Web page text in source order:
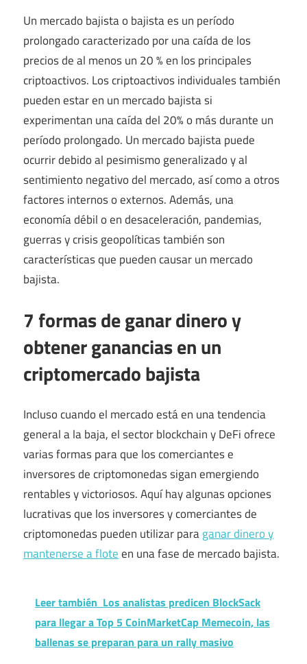
Un mercado bajista o bajista es un período
prolongado caracterizado por una caída de los
precios de al menos un 20 % en los principales
criptoactivos. Los criptoactivos individuales también
pueden estar en un mercado bajista si
experimentan una caída del 20% o más durante un
período prolongado. Un mercado bajista puede
ocurrir debido al pesimismo generalizado y al
sentimiento negativo del mercado, así como a otros
factores internos o externos. Además, una
economía débil o en desaceleración, pandemias,
guerras y crisis geopolíticas también son
características que pueden causar un mercado
bajista.
7 formas de ganar dinero y
obtener ganancias en un
criptomercado bajista
Incluso cuando el mercado está en una tendencia
general a la baja, el sector blockchain y DeFi ofrece
varias formas para que los comerciantes e
inversores de criptomonedas sigan emergiendo
rentables y victoriosos. Aquí hay algunas opciones
lucrativas que los inversores y comerciantes de
criptomonedas pueden utilizar paraganar dinero y
mantenerse a floteen una fase de mercado bajista.
Leer también Los analistas predicen BlockSack
para llegar a Top 5 CoinMarketCap Memecoin, las
ballenas se preparan para un rally masivo